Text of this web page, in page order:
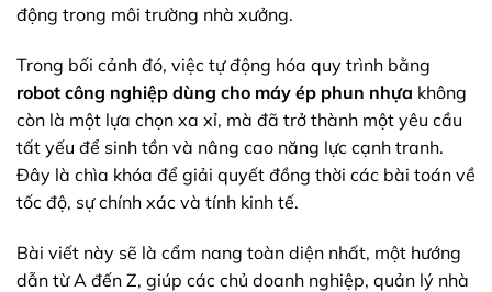
động trong môi trường nhà xưởng.
Trong bối cảnh đó, việc tự động hóa quy trình bằng
robot công nghiệp dùng cho máy ép phun nhựa không
còn là một lựa chọn xa xỉ, mà đã trở thành một yêu cầu
tất yếu để sinh tồn và nâng cao năng lực cạnh tranh.
Đây là chìa khóa để giải quyết đồng thời các bài toán về
tốc độ, sự chính xác và tính kinh tế.
Bài viết này sẽ là cẩm nang toàn diện nhất, một hướng
dẫn từ A đến Z, giúp các chủ doanh nghiệp, quản lý nhà